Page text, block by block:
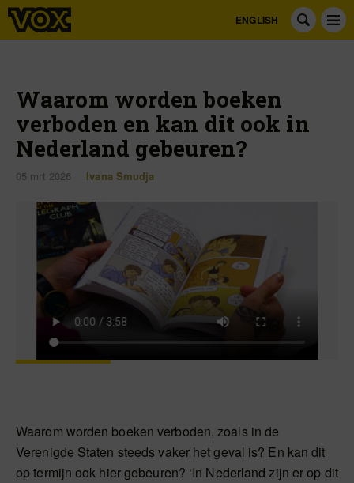
ENGLISH
Waarom worden boeken
verboden en kan dit ook in
Nederland gebeuren?
05 mrt 2026 Ivana Smudja
Waarom worden boeken verboden, zoals in de
Verenigde Staten steeds vaker het geval is? En kan dit
op termijn ook hier gebeuren? ‘In Nederland zijn er op dit